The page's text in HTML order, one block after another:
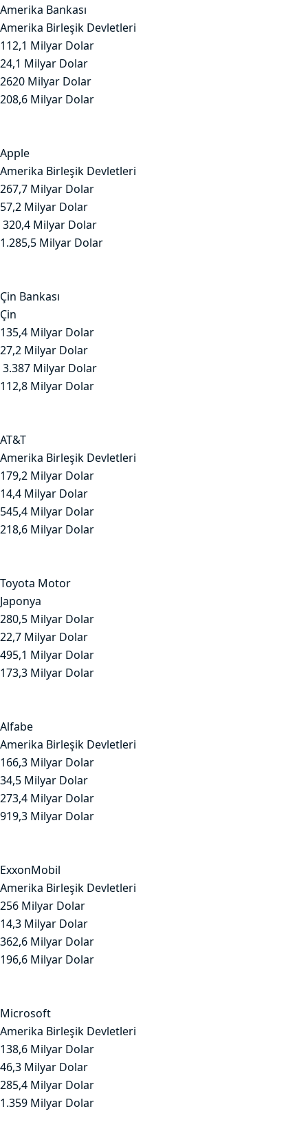
Amerika Bankası
Amerika Birleşik Devletleri
112,1 Milyar Dolar
24,1 Milyar Dolar
2620 Milyar Dolar
208,6 Milyar Dolar
Apple
Amerika Birleşik Devletleri
267,7 Milyar Dolar
57,2 Milyar Dolar
320,4 Milyar Dolar
1.285,5 Milyar Dolar
Çin Bankası
Çin
135,4 Milyar Dolar
27,2 Milyar Dolar
3.387 Milyar Dolar
112,8 Milyar Dolar
AT&T
Amerika Birleşik Devletleri
179,2 Milyar Dolar
14,4 Milyar Dolar
545,4 Milyar Dolar
218,6 Milyar Dolar
Toyota Motor
Japonya
280,5 Milyar Dolar
22,7 Milyar Dolar
495,1 Milyar Dolar
173,3 Milyar Dolar
Alfabe
Amerika Birleşik Devletleri
166,3 Milyar Dolar
34,5 Milyar Dolar
273,4 Milyar Dolar
919,3 Milyar Dolar
ExxonMobil
Amerika Birleşik Devletleri
256 Milyar Dolar
14,3 Milyar Dolar
362,6 Milyar Dolar
196,6 Milyar Dolar
Microsoft
Amerika Birleşik Devletleri
138,6 Milyar Dolar
46,3 Milyar Dolar
285,4 Milyar Dolar
1.359 Milyar Dolar